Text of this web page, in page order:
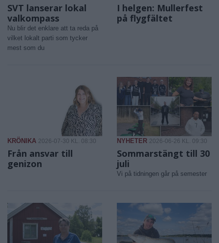
SVT lanserar lokal
valkompass
Nu blir det enklare att ta reda på
vilket lokalt parti som tycker
mest som du
I helgen: Mullerfest
på flygfältet
KRÖNIKA 2026-07-30 KL. 08:30
Från ansvar till
genizon
NYHETER 2026-06-26 KL. 09:30
Sommarstängt till 30
juli
Vi på tidningen går på semester